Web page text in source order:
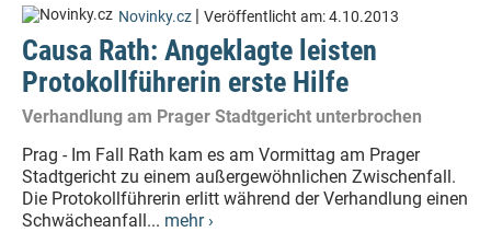
Novinky.cz | Veröffentlicht am:4.10.2013
Causa Rath: Angeklagte leisten
Protokollführerin erste Hilfe
Verhandlung am Prager Stadtgericht unterbrochen
Prag - Im Fall Rath kam es am Vormittag am Prager
Stadtgericht zu einem außergewöhnlichen Zwischenfall.
Die Protokollführerin erlitt während der Verhandlung einen
Schwächeanfall... mehr ›